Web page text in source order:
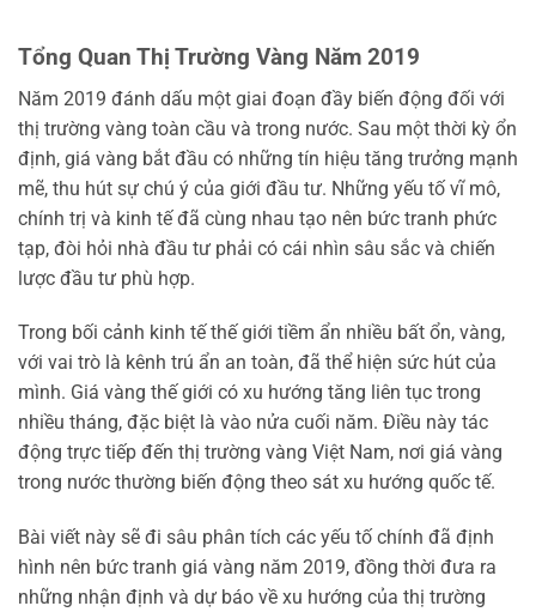
Tổng Quan Thị Trường Vàng Năm 2019
Năm 2019 đánh dấu một giai đoạn đầy biến động đối với
thị trường vàng toàn cầu và trong nước. Sau một thời kỳ ổn
định, giá vàng bắt đầu có những tín hiệu tăng trưởng mạnh
mẽ, thu hút sự chú ý của giới đầu tư. Những yếu tố vĩ mô,
chính trị và kinh tế đã cùng nhau tạo nên bức tranh phức
tạp, đòi hỏi nhà đầu tư phải có cái nhìn sâu sắc và chiến
lược đầu tư phù hợp.
Trong bối cảnh kinh tế thế giới tiềm ẩn nhiều bất ổn, vàng,
với vai trò là kênh trú ẩn an toàn, đã thể hiện sức hút của
mình. Giá vàng thế giới có xu hướng tăng liên tục trong
nhiều tháng, đặc biệt là vào nửa cuối năm. Điều này tác
động trực tiếp đến thị trường vàng Việt Nam, nơi giá vàng
trong nước thường biến động theo sát xu hướng quốc tế.
Bài viết này sẽ đi sâu phân tích các yếu tố chính đã định
hình nên bức tranh giá vàng năm 2019, đồng thời đưa ra
những nhận định và dự báo về xu hướng của thị trường